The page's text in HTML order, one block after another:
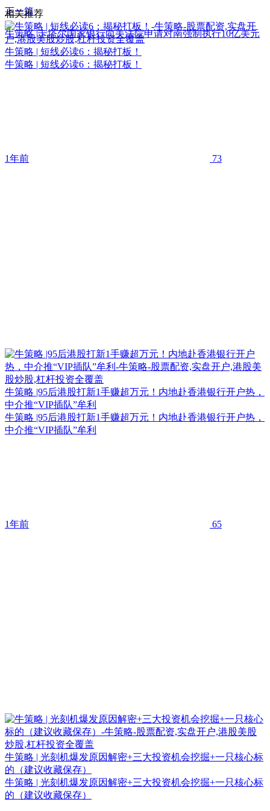
下一篇
牛策略 |卡塔尔国家银行向美法院申请对南强制执行10亿美元
相关推荐
牛策略 | 短线必读6：揭秘打板！
牛策略 | 短线必读6：揭秘打板！
1年前 73
牛策略 |95后港股打新1手赚超万元！内地赴香港银行开户热，
中介推“VIP插队”牟利
牛策略 |95后港股打新1手赚超万元！内地赴香港银行开户热，
中介推“VIP插队”牟利
1年前 65
牛策略 | 光刻机爆发原因解密+三大投资机会挖掘+一只核心标
的（建议收藏保存）
牛策略 | 光刻机爆发原因解密+三大投资机会挖掘+一只核心标
的（建议收藏保存）